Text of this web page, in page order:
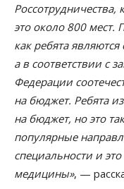
Россотрудничества,
это около 800 мест.
как ребята
а в соответствии с
Федерации
на бюджет. Ребята
на бюджет, но это
популярные
специальности и
медицины», —